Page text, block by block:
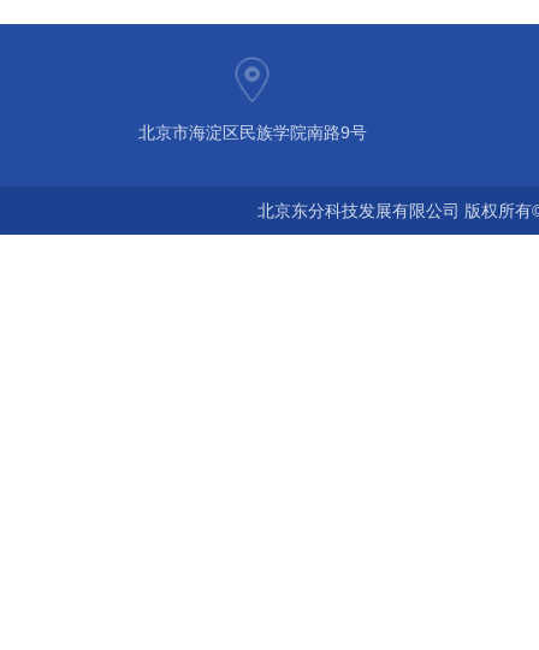
北京市海淀区民族学院南路9号
北京东分科技发展有限公司 版权所